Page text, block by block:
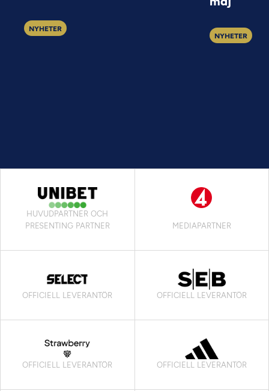
NYHETER
NYHETER
HUVUDPARTNER OCH
PRESENTING PARTNER
MEDIAPARTNER
OFFICIELL LEVERANTÖR OFFICIELL LEVERANTÖR
OFFICIELL LEVERANTÖR OFFICIELL LEVERANTÖR